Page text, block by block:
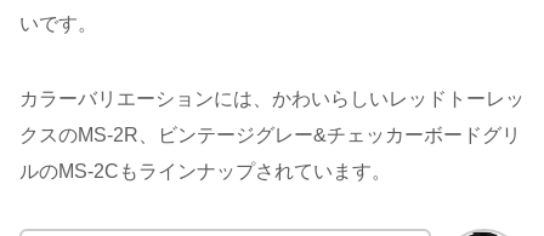
いです。
カラーバリエーションには、かわいらしいレッドトーレッ
クスのMS-2R、ビンテージグレー&チェッカーボードグリ
ルのMS-2Cもラインナップされています。